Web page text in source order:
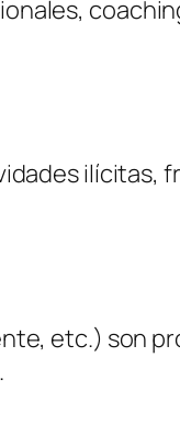
ilícitas,
etc.) son